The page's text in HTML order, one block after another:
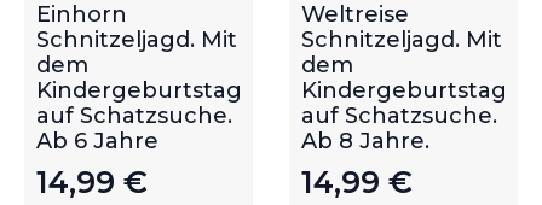
Einhorn
Schnitzeljagd. Mit
dem
Kindergeburtstag
auf Schatzsuche.
Ab 6 Jahre
14,99 €
Weltreise
Schnitzeljagd. Mit
dem
Kindergeburtstag
auf Schatzsuche.
Ab 8 Jahre.
14,99 €